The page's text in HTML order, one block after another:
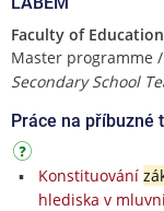
Faculty of Education
Master programme
Secondary School
Práce na příbuzné
Konstituování
hlediska v